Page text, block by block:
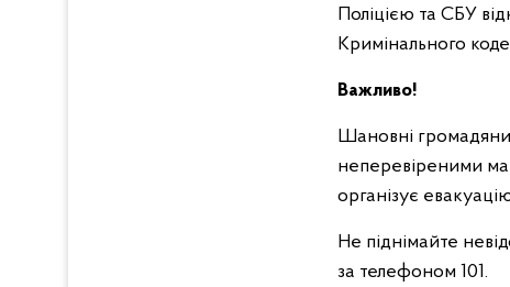
Поліцією та СБУ
Кримінального
Важливо!
Шановні
неперевіреними
організує
Не піднімайте
за телефоном 101.